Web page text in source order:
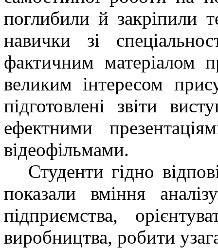
поглибили й закріпили
навички зі
фактичним матеріалом
великим інтересом
підготовлені звіти
ефектними
відеофільмами.
Студенти гідно
показали вміння
підприємства,
виробництва, робити